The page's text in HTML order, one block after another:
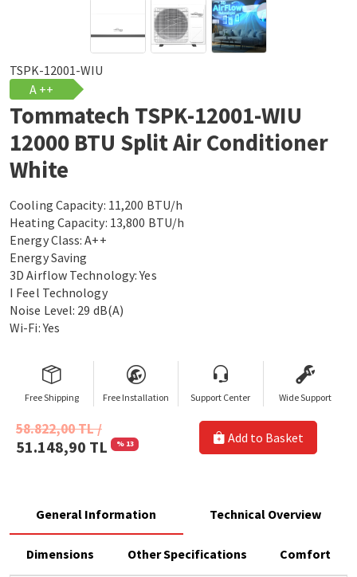
TSPK-12001-WIU
A ++
Tommatech TSPK-12001-WIU
12000 BTU Split Air Conditioner
White
Cooling Capacity: 11,200 BTU/h
Heating Capacity: 13,800 BTU/h
Energy Class: A++
Energy Saving
3D Airflow Technology: Yes
I Feel Technology
Noise Level: 29 dB(A)
Wi-Fi: Yes
Free Shipping Free Installation Support Center Wide Support
58.822,00 TL /
51.148,90 TL % 13 Add to Basket
General Information Technical Overview
Dimensions Other Specifications Comfort